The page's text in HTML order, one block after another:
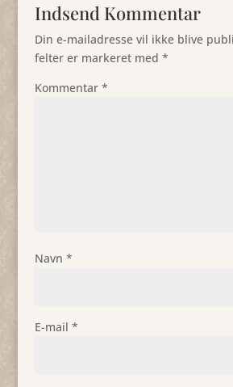
Indsend Kommentar
Din e-mailadresse vil ikke blive
felter er markeret med *
Kommentar *
Navn *
E-mail *